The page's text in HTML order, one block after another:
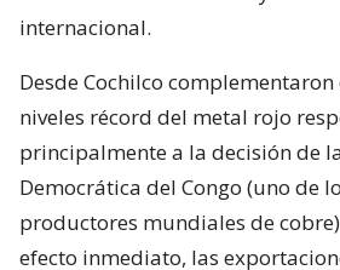
internacional.
Desde Cochilco
niveles récord del metal rojo
principalmente a la decisión de
Democrática del Congo (uno de
productores mundiales de
efecto inmediato, las